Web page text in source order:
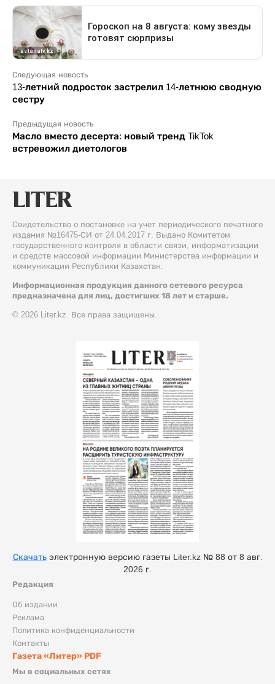
Следующая новость
13-летний подросток застрелил 14-летнюю сводную
сестру
Предыдущая новость
Масло вместо десерта: новый тренд TikTok
встревожил диетологов
Свидетельство о постановке на учет периодического печатного
издания №16475-СИ от 24.04.2017 г. Выдано Комитетом
государственного контроля в области связи, информатизации
и средств массовой информации Министерства информации и
коммуникации Республики Казахстан.
Информационная продукция данного сетевого ресурса
предназначена для лиц, достигших 18 лет и старше.
© 2026 Liter.kz. Все права защищены.
Редакция
Об издании
Реклама
Политика конфиденциальности
Контакты
Газета «Литер» PDF
Мы в социальных сетях
Скачатьэлектронную версию газеты Liter.kz № 88 от 8 авг.
2026 г.